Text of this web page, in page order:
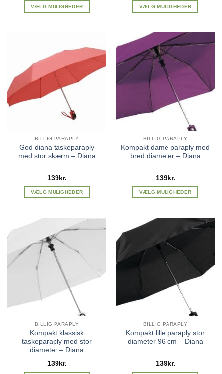
pris
var:
pris
er:
VÆLG MULIGHEDER
flere
varianter.
Mulighederne
kan
vælges
varesiden
VÆLG MULIGHEDER
har
flere
varianter.
Mulighederne
kan
vælges
varesiden
BILLIG PARAPLY
God diana taskeparaply
med stor skærm – Diana
139kr.
VÆLG MULIGHEDER
flere
varianter.
Mulighederne
kan
vælges
varesiden
BILLIG PARAPLY
Kompakt dame paraply med
bred diameter – Diana
139kr.
VÆLG MULIGHEDER
flere
varianter.
Mulighederne
kan
vælges
på
varesiden
BILLIG PARAPLY
Kompakt klassisk
taskeparaply med stor
diameter – Diana
139kr.
BILLIG PARAPLY
Kompakt lille paraply stor
diameter 96 cm – Diana
139kr.